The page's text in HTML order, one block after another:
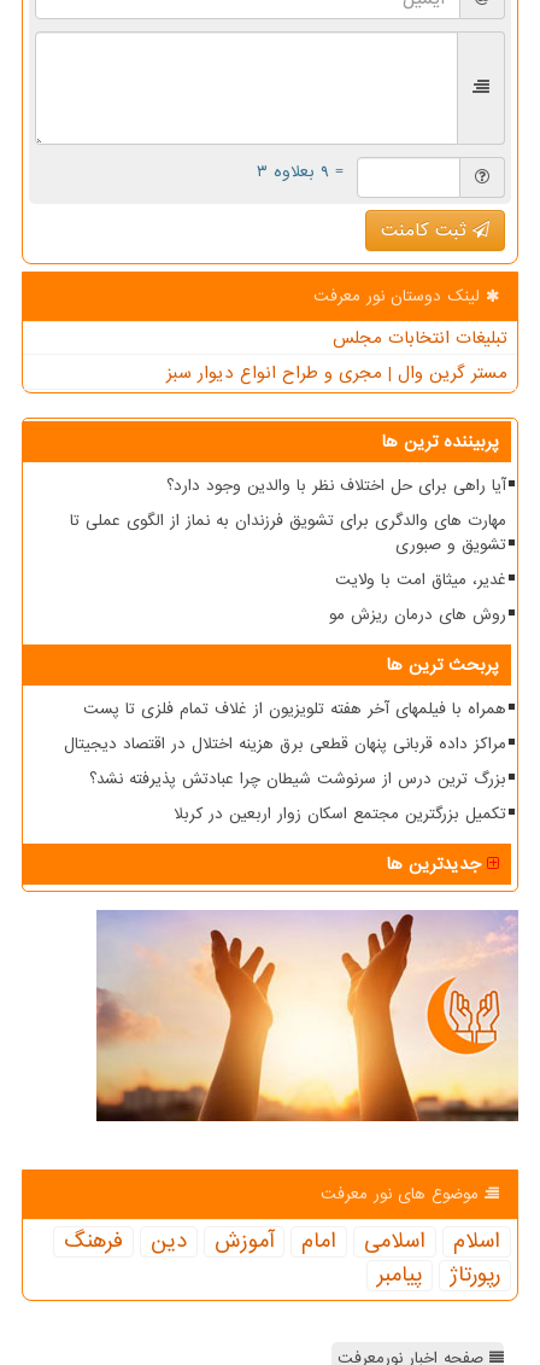
= ۹ بعلاوه ۳
ثبت کامنت
لینک دوستان نور معرفت
تبلیغات انتخابات مجلس
مستر گرین وال | مجری و طراح انواع دیوار سبز
پربیننده ترین ها
آیا راهی برای حل اختلاف نظر با والدین وجود دارد؟
مهارت های والدگری برای تشویق فرزندان به نماز از الگوی عملی تا
تشویق و صبوری
غدیر، میثاق امت با ولایت
روش های درمان ریزش مو
پربحث ترین ها
همراه با فیلمهای آخر هفته تلویزیون از غلاف تمام فلزی تا پست
مراکز داده قربانی پنهان قطعی برق هزینه اختلال در اقتصاد دیجیتال
بزرگ ترین درس از سرنوشت شیطان چرا عبادتش پذیرفته نشد؟
تکمیل بزرگترین مجتمع اسکان زوار اربعین در کربلا
جدیدترین ها
موضوع های نور معرفت
اسلام اسلامی امام آموزش دین
فرهنگ
رپورتاژ
پیامبر
صفحه اخبار نورمعرفت